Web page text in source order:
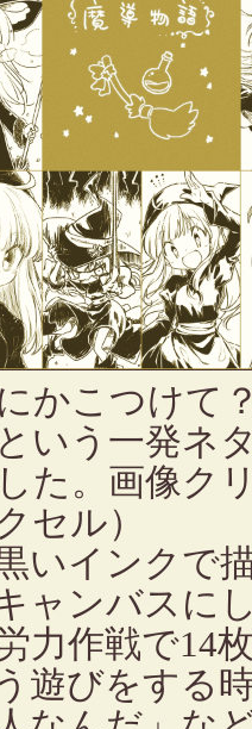
かこつけて
いう一発ネ
た。画像ク
セル）
いインクで
ャンバスに
力作戦で14
遊びをする